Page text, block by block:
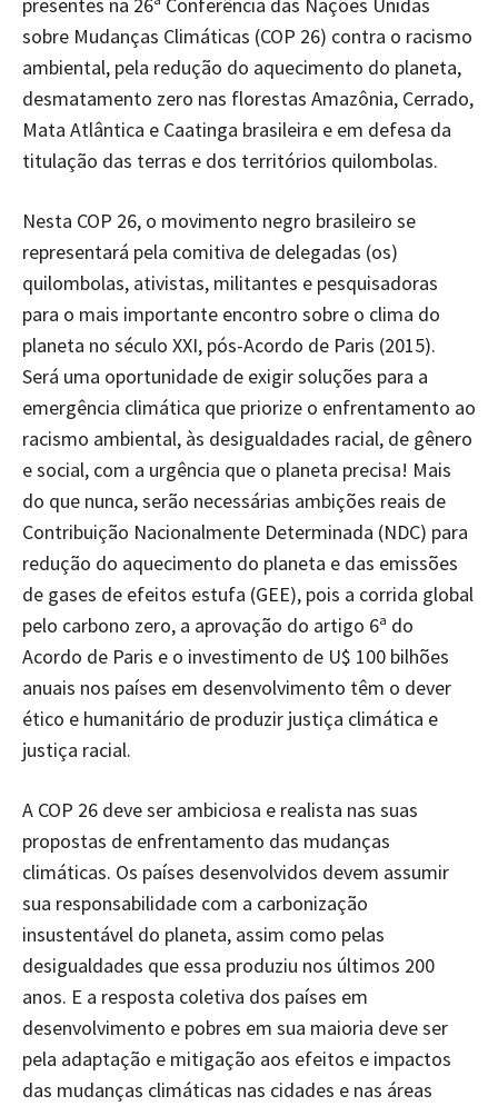
sobre Mudanças Climáticas (COP 26) contra o racismo
ambiental, pela redução do aquecimento do planeta,
desmatamento zero nas florestas Amazônia, Cerrado,
Mata Atlântica e Caatinga brasileira e em defesa da
titulação das terras e dos territórios quilombolas.
Nesta COP 26, o movimento negro brasileiro se
representará pela comitiva de delegadas (os)
quilombolas, ativistas, militantes e pesquisadoras
para o mais importante encontro sobre o clima do
planeta no século XXI, pós-Acordo de Paris (2015).
Será uma oportunidade de exigir soluções para a
emergência climática que priorize o enfrentamento ao
racismo ambiental, às desigualdades racial, de gênero
e social, com a urgência que o planeta precisa! Mais
do que nunca, serão necessárias ambições reais de
Contribuição Nacionalmente Determinada (NDC) para
redução do aquecimento do planeta e das emissões
de gases de efeitos estufa (GEE), pois a corrida global
pelo carbono zero, a aprovação do artigo 6ª do
Acordo de Paris e o investimento de U$ 100 bilhões
anuais nos países em desenvolvimento têm o dever
ético e humanitário de produzir justiça climática e
justiça racial.
A COP 26 deve ser ambiciosa e realista nas suas
propostas de enfrentamento das mudanças
climáticas. Os países desenvolvidos devem assumir
sua responsabilidade com a carbonização
insustentável do planeta, assim como pelas
desigualdades que essa produziu nos últimos 200
anos. E a resposta coletiva dos países em
desenvolvimento e pobres em sua maioria deve ser
pela adaptação e mitigação aos efeitos e impactos
das mudanças climáticas nas cidades e nas áreas